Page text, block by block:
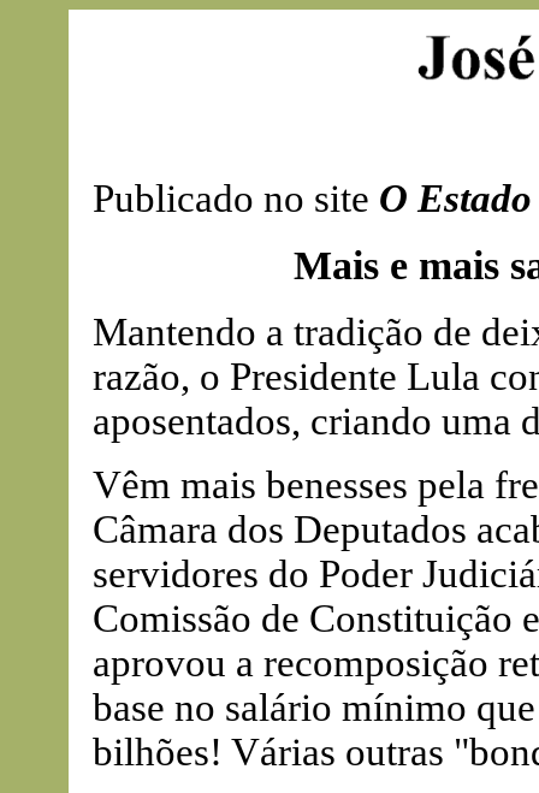
Publicado no site O
Mais e mais
Mantendo a tradição de
razão, o Presidente Lula
aposentados, criando uma
Vêm mais benesses pela
Câmara dos Deputados
servidores do Poder
Comissão de Constituição
aprovou a recomposição
base no salário mínimo
bilhões! Várias outras